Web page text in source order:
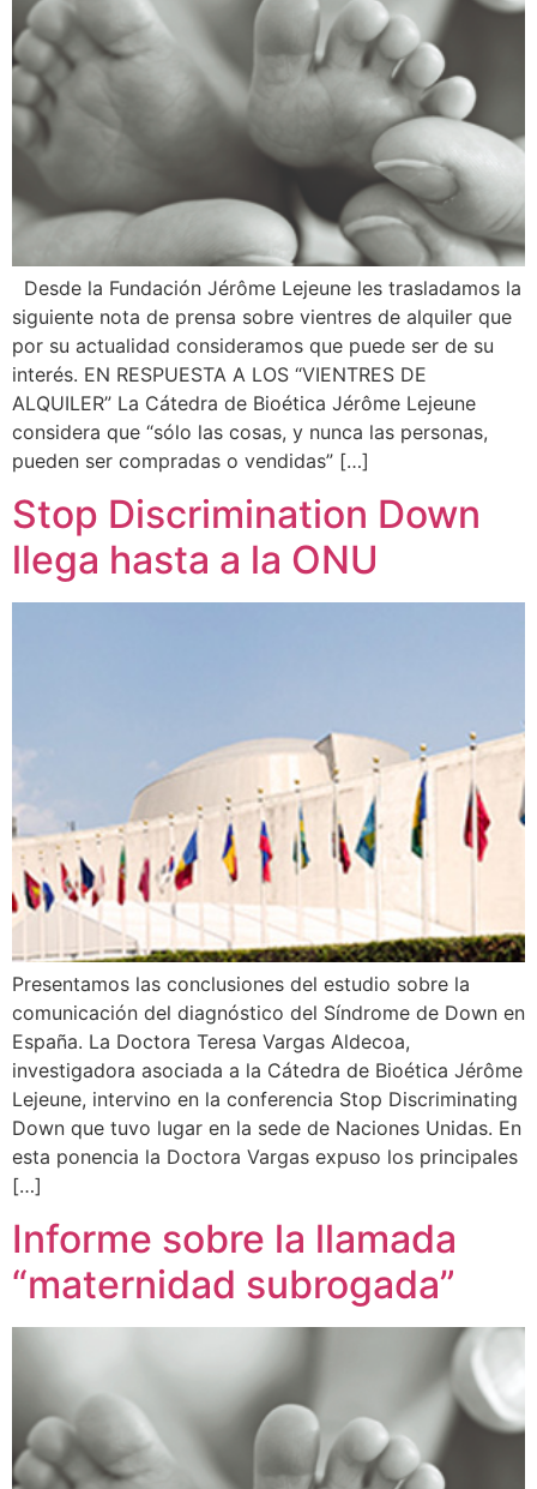
Desde la Fundación Jérôme Lejeune les trasladamos la
siguiente nota de prensa sobre vientres de alquiler que
por su actualidad consideramos que puede ser de su
interés. EN RESPUESTA A LOS “VIENTRES DE
ALQUILER” La Cátedra de Bioética Jérôme Lejeune
considera que “sólo las cosas, y nunca las personas,
pueden ser compradas o vendidas” […]
Stop Discrimination Down
llega hasta a la ONU
Presentamos las conclusiones del estudio sobre la
comunicación del diagnóstico del Síndrome de Down en
España. La Doctora Teresa Vargas Aldecoa,
investigadora asociada a la Cátedra de Bioética Jérôme
Lejeune, intervino en la conferencia Stop Discriminating
Down que tuvo lugar en la sede de Naciones Unidas. En
esta ponencia la Doctora Vargas expuso los principales
[…]
Informe sobre la llamada
“maternidad subrogada”